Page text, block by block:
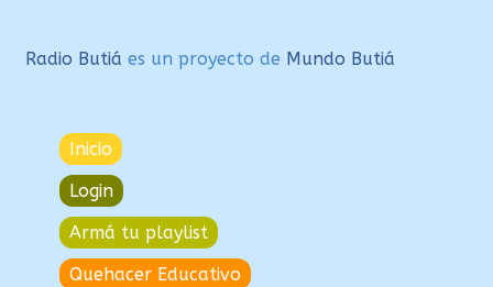
Radio Butiá es un proyecto de Mundo Butiá
Inicio
Login
Armá tu playlist
Quehacer Educativo